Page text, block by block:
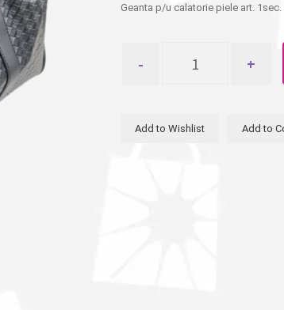
Geanta p/u calatorie piele art.
Geanta
Add to Wishlist Add to